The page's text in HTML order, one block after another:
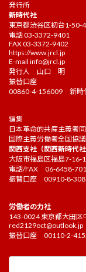
発行所
新時代社
東京都渋谷区初台1-50-
電話 03-3372-9401
FAX 03-3372-9402
https://www.jrcl.jp
E-mail info@jrcl.jp
発行人 山口 明
振替口座
00860-4-156009 新時
編集
日本革命的共産主義者
国際主義労働者全国協
関西支社（関西新時代社
大阪市福島区福島7-16-
電話/FAX 06-6458-
振替口座 00910-8-
労働者の力社
143-0024 東京都大田
red2129oct@outlook.jp
振替口座 00110-2-